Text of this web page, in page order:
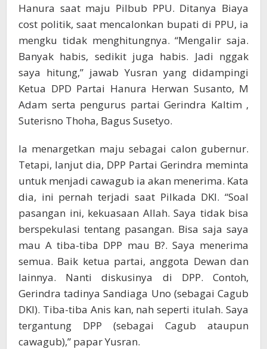
Hanura saat maju Pilbub PPU. Ditanya Biaya
cost politik, saat mencalonkan bupati di PPU, ia
mengku tidak menghitungnya. “Mengalir saja.
Banyak habis, sedikit juga habis. Jadi nggak
saya hitung,” jawab Yusran yang didampingi
Ketua DPD Partai Hanura Herwan Susanto, M
Adam serta pengurus partai Gerindra Kaltim ,
Suterisno Thoha, Bagus Susetyo.
Ia menargetkan maju sebagai calon gubernur.
Tetapi, lanjut dia, DPP Partai Gerindra meminta
untuk menjadi cawagub ia akan menerima. Kata
dia, ini pernah terjadi saat Pilkada DKI. “Soal
pasangan ini, kekuasaan Allah. Saya tidak bisa
berspekulasi tentang pasangan. Bisa saja saya
mau A tiba-tiba DPP mau B?. Saya menerima
semua. Baik ketua partai, anggota Dewan dan
lainnya. Nanti diskusinya di DPP. Contoh,
Gerindra tadinya Sandiaga Uno (sebagai Cagub
DKI). Tiba-tiba Anis kan, nah seperti itulah. Saya
tergantung DPP (sebagai Cagub ataupun
cawagub),” papar Yusran.